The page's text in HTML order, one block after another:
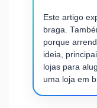
Este artigo
braga.
porque
ideia,
lojas para
uma loja em